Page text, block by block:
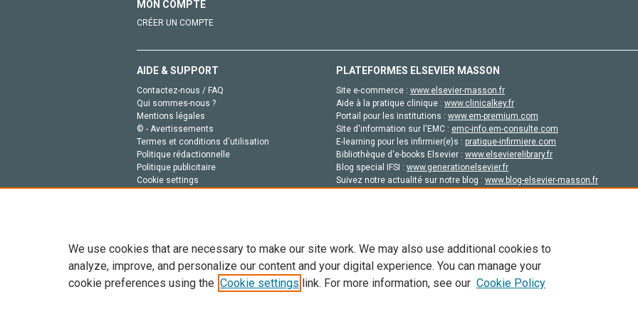
MON COMPTE
CRÉER UN COMPTE
AIDE & SUPPORT
Contactez-nous / FAQ
Qui sommes-nous ?
Mentions légales
© - Avertissements
Termes et conditions d'utilisation
Politique rédactionnelle
Politique publicitaire
Cookie settings
PLATEFORMES ELSEVIER MASSON
Site e-commerce : www.elsevier-masson.fr
Aide à la pratique clinique : www.clinicalkey.fr
Portail pour les institutions : www.em-premium.com
Site d'information sur l'EMC : emc-info.em-consulte.com
E-learning pour les infirmier(e)s : pratique-infirmiere.com
Bibliothèque d'e-books Elsevier : www.elsevierelibrary.fr
Blog special IFSI : www.generationelsevier.fr
Suivez notre actualité sur notre blog : www.blog-elsevier-masson.fr
Tout le contenu de ce site: Copyright © 2026 Elsevier, ses concédants de licence et ses contributeurs. Tout les droits sont réservés,
de données, a la formation en IA et aux technologies similaires. Pour tout contenu en libre accès, les conditions de licence
We use cookies that are necessary to make our site work. We may also use additional cookies to
analyze, improve, and personalize our content and your digital experience. You can manage your
cookie preferences using the Cookie settings link. For more information, see our Cookie Policy